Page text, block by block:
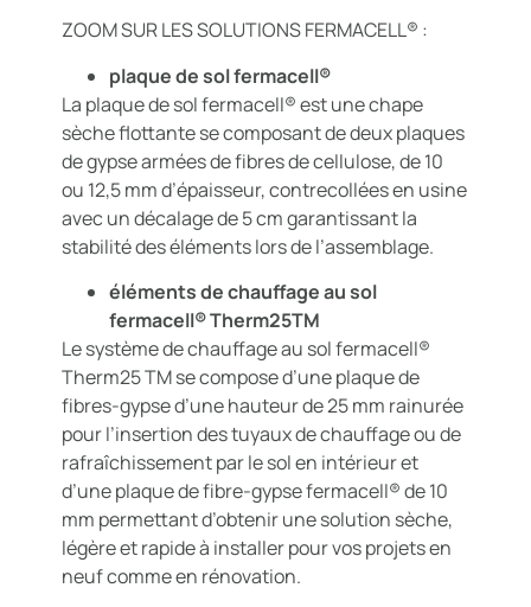
ZOOM SUR LES SOLUTIONS FERMACELL® :
plaque de sol fermacell®
La plaque de sol fermacell® est une chape
sèche flottante se composant de deux plaques
de gypse armées de fibres de cellulose, de 10
ou 12,5 mm d’épaisseur, contrecollées en usine
avec un décalage de 5 cm garantissant la
stabilité des éléments lors de l’assemblage.
éléments de chauffage au sol
fermacell® Therm25TM
Le système de chauffage au sol fermacell®
Therm25 TM se compose d’une plaque de
fibres-gypse d’une hauteur de 25 mm rainurée
pour l’insertion des tuyaux de chauffage ou de
rafraîchissement par le sol en intérieur et
d’une plaque de fibre-gypse fermacell® de 10
mm permettant d’obtenir une solution sèche,
légère et rapide à installer pour vos projets en
neuf comme en rénovation.